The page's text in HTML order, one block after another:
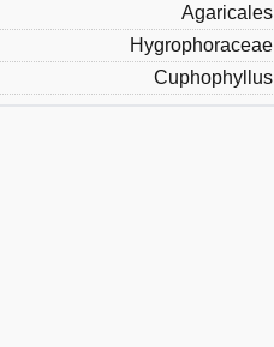
Agaricales
Hygrophoraceae
Cuphophyllus